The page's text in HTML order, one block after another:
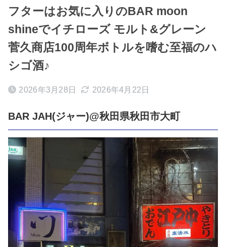
フターはお気に入りのBAR moon
shineでイチローズ モルト&グレーン
菅久商店100周年ボトルを嗜む至福のハ
シゴ酒♪
2026年3月28日 2026年4月22日
BAR JAH(ジャー)@秋田県秋田市大町